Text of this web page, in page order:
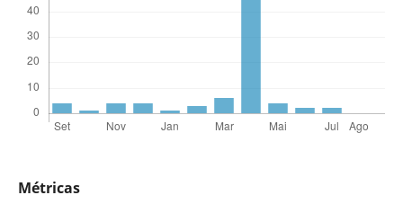
Métricas